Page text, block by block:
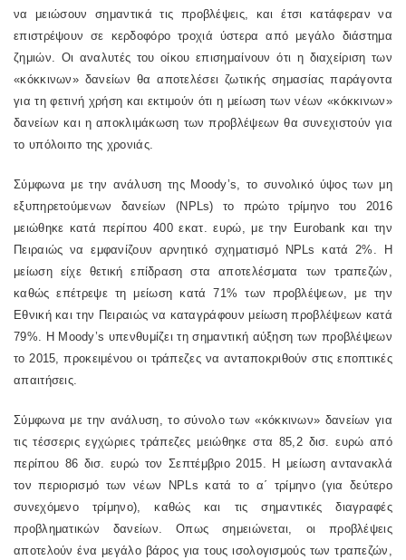
να μειώσουν σημαντικά τις προβλέψεις, και έτσι κατάφεραν να
επιστρέψουν σε κερδοφόρο τροχιά ύστερα από μεγάλο διάστημα
ζημιών. Οι αναλυτές του οίκου επισημαίνουν ότι η διαχείριση των
«κόκκινων» δανείων θα αποτελέσει ζωτικής σημασίας παράγοντα
για τη φετινή χρήση και εκτιμούν ότι η μείωση των νέων «κόκκινων»
δανείων και η αποκλιμάκωση των προβλέψεων θα συνεχιστούν για
το υπόλοιπο της χρονιάς.
Σύμφωνα με την ανάλυση της Moody’s, το συνολικό ύψος των μη
εξυπηρετούμενων δανείων (NPLs) το πρώτο τρίμηνο του 2016
μειώθηκε κατά περίπου 400 εκατ. ευρώ, με την
Eurobank και την
Πειραιώς να εμφανίζουν αρνητικό σχηματισμό
NPLs κατά 2%. Η
μείωση είχε θετική επίδραση στα αποτελέσματα των τραπεζών,
καθώς επέτρεψε τη μείωση κατά 71% των προβλέψεων, με την
Εθνική και την Πειραιώς να καταγράφουν μείωση προβλέψεων κατά
79%. Η Moody’s υπενθυμίζει τη σημαντική αύξηση των προβλέψεων
το 2015, προκειμένου οι τράπεζες να ανταποκριθούν στις εποπτικές
απαιτήσεις.
Σύμφωνα με την ανάλυση, το σύνολο των «κόκκινων» δανείων για
τις τέσσερις εγχώριες τράπεζες μειώθηκε στα 85,2 δισ. ευρώ από
περίπου 86 δισ. ευρώ τον Σεπτέμβριο 2015. Η μείωση αντανακλά
τον περιορισμό των νέων
NPLs κατά το α΄ τρίμηνο (για δεύτερο
συνεχόμενο τρίμηνο), καθώς και τις σημαντικές διαγραφές
προβληματικών δανείων. Οπως σημειώνεται, οι προβλέψεις
αποτελούν ένα μεγάλο βάρος για τους ισολογισμούς των τραπεζών,